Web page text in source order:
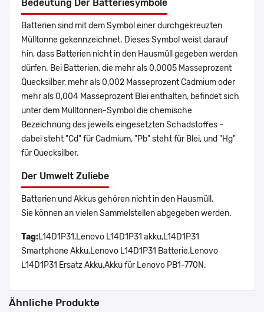
Bedeutung Der Batteriesymbole
Batterien sind mit dem Symbol einer durchgekreuzten
Mülltonne gekennzeichnet. Dieses Symbol weist darauf
hin, dass Batterien nicht in den Hausmüll gegeben werden
dürfen. Bei Batterien, die mehr als 0,0005 Masseprozent
Quecksilber, mehr als 0,002 Masseprozent Cadmium oder
mehr als 0,004 Masseprozent Blei enthalten, befindet sich
unter dem Mülltonnen-Symbol die chemische
Bezeichnung des jeweils eingesetzten Schadstoffes –
dabei steht "Cd" für Cadmium, "Pb" steht für Blei, und "Hg"
für Quecksilber.
Der Umwelt Zuliebe
Batterien und Akkus gehören nicht in den Hausmüll.
Sie können an vielen Sammelstellen abgegeben werden.
Tag:L14D1P31,Lenovo L14D1P31 akku,L14D1P31
Smartphone Akku,Lenovo L14D1P31 Batterie,Lenovo
L14D1P31 Ersatz Akku,Akku für Lenovo PB1-770N.
Ähnliche Produkte